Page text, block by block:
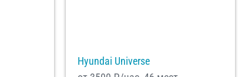
Hyundai Universe